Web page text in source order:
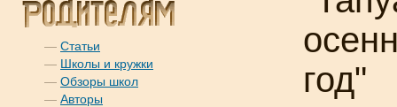
— Статьи
— Школы и кружки
— Обзоры школ
— Авторы
год"